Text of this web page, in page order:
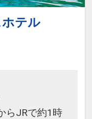
ホテル
らJRで約1時